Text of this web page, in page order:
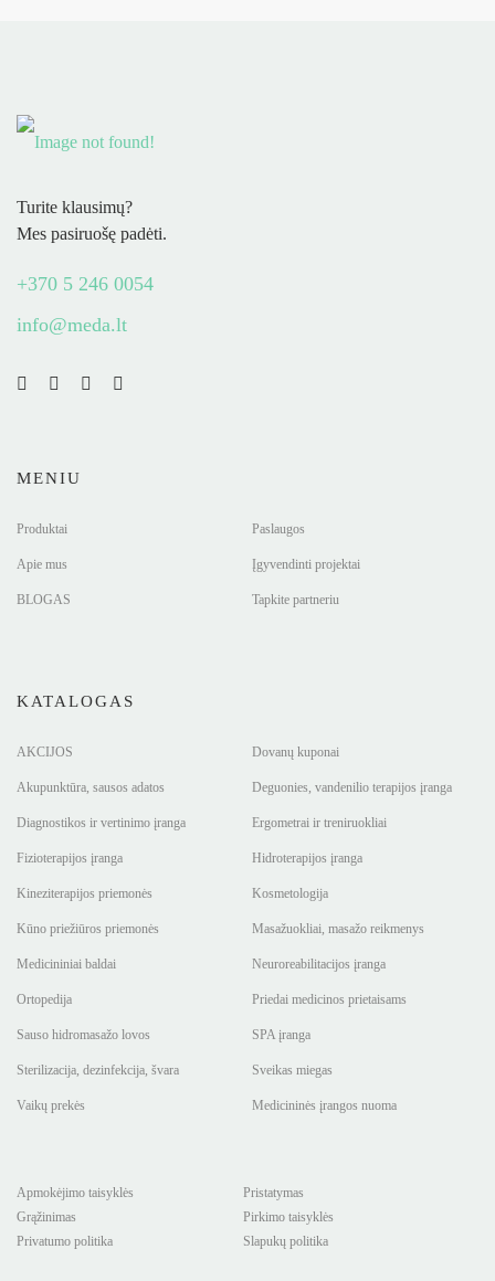
Turite klausimų?
Mes pasiruošę padėti.
+370 5 246 0054
info@meda.lt
MENIU
Produktai Paslaugos
Apie mus Įgyvendinti projektai
BLOGAS Tapkite partneriu
KATALOGAS
AKCIJOS Dovanų kuponai
Akupunktūra, sausos adatos Deguonies, vandenilio terapijos įranga
Diagnostikos ir vertinimo įranga Ergometrai ir treniruokliai
Fizioterapijos įranga Hidroterapijos įranga
Kineziterapijos priemonės Kosmetologija
Kūno priežiūros priemonės Masažuokliai, masažo reikmenys
Medicininiai baldai Neuroreabilitacijos įranga
Ortopedija Priedai medicinos prietaisams
Sauso hidromasažo lovos SPA įranga
Sterilizacija, dezinfekcija, švara Sveikas miegas
Vaikų prekės Medicininės įrangos nuoma
Apmokėjimo taisyklės
Pristatymas
Grąžinimas
Pirkimo taisyklės
Privatumo politika
Slapukų politika